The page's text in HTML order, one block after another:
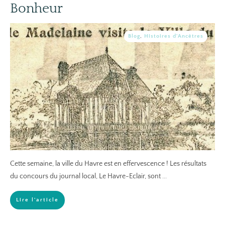
Bonheur
Blog, Histoires d'Ancêtres
Cette semaine, la ville du Havre est en effervescence ! Les résultats
du concours du journal local, Le Havre-Eclair, sont ...
Lire l'article